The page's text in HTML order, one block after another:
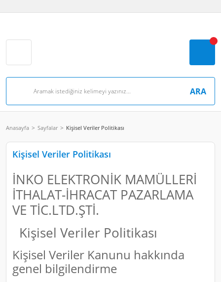
ARA
Anasayfa Sayfalar Kişisel Veriler Politikası
Kişisel Veriler Politikası
İNKO ELEKTRONİK MAMÜLLERİ
İTHALAT-İHRACAT PAZARLAMA
VE TİC.LTD.ŞTİ.
Kişisel Veriler Politikası
Kişisel Veriler Kanunu hakkında
genel bilgilendirme